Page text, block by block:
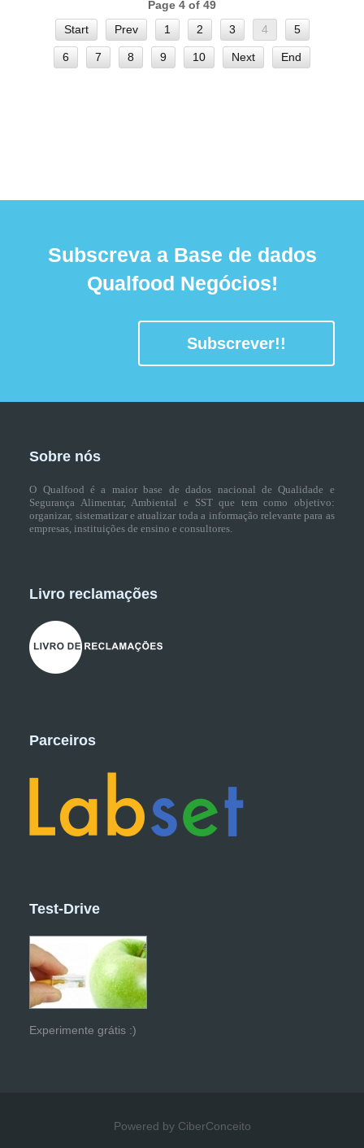
Page 4 of 49
Start
Prev 1 2 3 4 5
6 7 8 9 10 Next End
Subscreva a Base de dados
Qualfood Negócios!
Subscrever!!
Sobre nós
O Qualfood é a maior base de dados nacional de Qualidade e
Segurança Alimentar, Ambiental e SST que tem como objetivo:
organizar, sistematizar e atualizar toda a informação relevante para as
empresas, instituições de ensino e consultores.
Livro reclamações
Parceiros
Test-Drive
Experimente grátis :)
Powered by CiberConceito